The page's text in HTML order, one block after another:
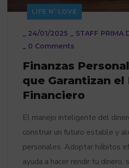
LIFE N’ LOVE
_ 24/01/2025 _ STAFF PRIMA
_ 0 Comments
Finanzas
que Garantizan el
Financiero
El manejo inteligente del
construir un futuro estable y
personales. Adoptar hábitos
ayuda a hacer rendir tu dinero,